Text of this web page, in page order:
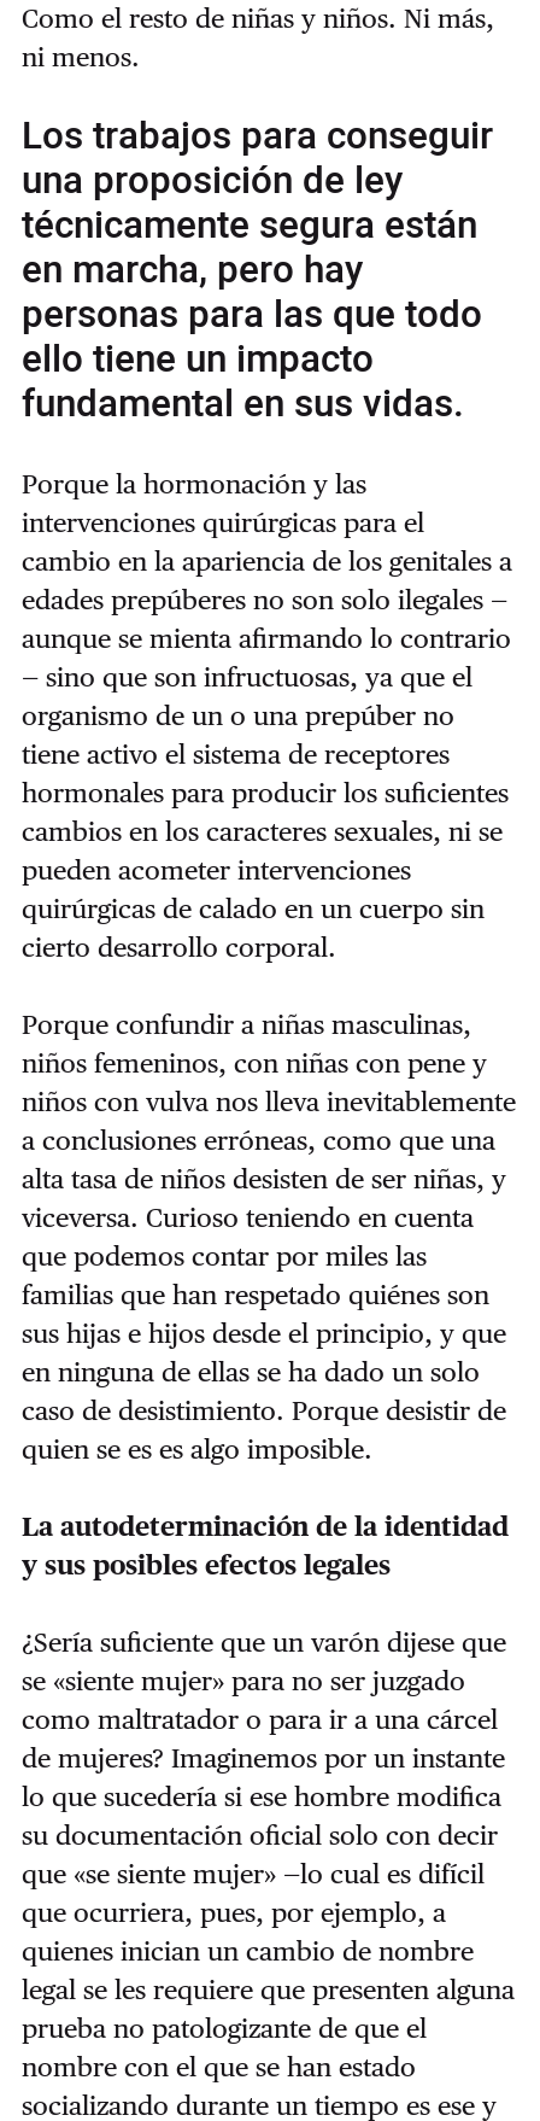
Como el resto de niñas y niños. Ni más,
ni menos.
Los trabajos para conseguir
una proposición de ley
técnicamente segura están
en marcha, pero hay
personas para las que todo
ello tiene un impacto
fundamental en sus vidas.
Porque la hormonación y las
intervenciones quirúrgicas para el
cambio en la apariencia de los genitales a
edades prepúberes no son solo ilegales —
aunque se mienta afirmando lo contrario
— sino que son infructuosas, ya que el
organismo de un o una prepúber no
tiene activo el sistema de receptores
hormonales para producir los suficientes
cambios en los caracteres sexuales, ni se
pueden acometer intervenciones
quirúrgicas de calado en un cuerpo sin
cierto desarrollo corporal.
Porque confundir a niñas masculinas,
niños femeninos, con niñas con pene y
niños con vulva nos lleva inevitablemente
a conclusiones erróneas, como que una
alta tasa de niños desisten de ser niñas, y
viceversa. Curioso teniendo en cuenta
que podemos contar por miles las
familias que han respetado quiénes son
sus hijas e hijos desde el principio, y que
en ninguna de ellas se ha dado un solo
caso de desistimiento. Porque desistir de
quien se es es algo imposible.
La autodeterminación de la identidad
y sus posibles efectos legales
¿Sería suficiente que un varón dijese que
se «siente mujer» para no ser juzgado
como maltratador o para ir a una cárcel
de mujeres? Imaginemos por un instante
lo que sucedería si ese hombre modifica
su documentación oficial solo con decir
que «se siente mujer» —lo cual es difícil
que ocurriera, pues, por ejemplo, a
quienes inician un cambio de nombre
legal se les requiere que presenten alguna
prueba no patologizante de que el
nombre con el que se han estado
socializando durante un tiempo es ese y